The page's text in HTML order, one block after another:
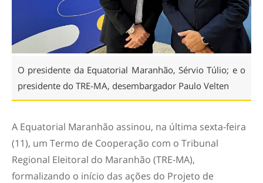
O presidente da Equatorial Maranhão, Sérvio Túlio; e o
presidente do TRE-MA, desembargador Paulo Velten
A Equatorial Maranhão assinou, na última sexta-feira
(11), um Termo de Cooperação com o Tribunal
Regional Eleitoral do Maranhão (TRE-MA),
formalizando o início das ações do Projeto de